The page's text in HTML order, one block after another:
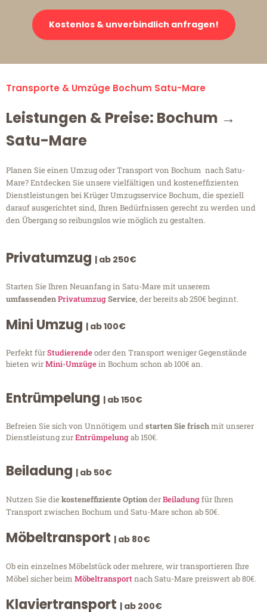
Kostenlos & unverbindlich anfragen!
Transporte & Umzüge Bochum Satu-Mare
Leistungen & Preise: Bochum →
Satu-Mare
Planen Sie einen Umzug oder Transport von Bochum nach Satu-
Mare? Entdecken Sie unsere vielfältigen und kosteneffizienten
Dienstleistungen bei Krüger Umzugsservice Bochum, die speziell
darauf ausgerichtet sind, Ihren Bedürfnissen gerecht zu werden und
den Übergang so reibungslos wie möglich zu gestalten.
Privatumzug | ab 250€
Starten Sie Ihren Neuanfang in Satu-Mare mit unserem
umfassendenPrivatumzugService, der bereits ab 250€ beginnt.
Mini Umzug | ab 100€
Perfekt fürStudierendeoder den Transport weniger Gegenstände
bieten wirMini-Umzügein Bochum schon ab 100€ an.
Entrümpelung | ab 150€
Befreien Sie sich von Unnötigem undstarten Sie frischmit unserer
Dienstleistung zurEntrümpelungab 150€.
Beiladung | ab 50€
Nutzen Sie diekosteneffiziente OptionderBeiladungfür Ihren
Transport zwischen Bochum und Satu-Mare schon ab 50€.
Möbeltransport | ab 80€
Ob ein einzelnes Möbelstück oder mehrere, wir transportieren Ihre
Möbel sicher beim Möbeltransportnach Satu-Mare preiswert ab 80€.
Klaviertransport | ab 200€